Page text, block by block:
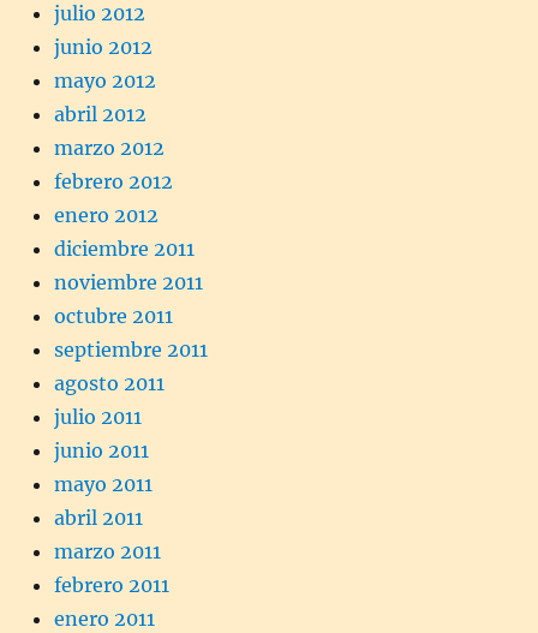
julio 2012
junio 2012
mayo 2012
abril 2012
marzo 2012
febrero 2012
enero 2012
diciembre 2011
noviembre 2011
octubre 2011
septiembre 2011
agosto 2011
julio 2011
junio 2011
mayo 2011
abril 2011
marzo 2011
febrero 2011
enero 2011